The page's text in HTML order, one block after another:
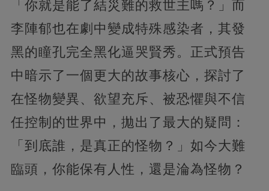
「你就是能了結災難的救世主嗎？」而
李陣郁也在劇中變成特殊感染者，其發
黑的瞳孔完全黑化逼哭賢秀。正式預告
中暗示了一個更大的故事核心，探討了
在怪物變異、欲望充斥、被恐懼與不信
任控制的世界中，拋出了最大的疑問：
「到底誰，是真正的怪物？」如今大難
臨頭，你能保有人性，還是淪為怪物？